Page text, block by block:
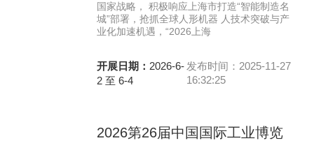
国家战略， 积极响应上海市打造“智能制造名
城”部署，抢抓全球人形机器 人技术突破与产
业化加速机遇，“2026上海
开展日期： 2026-6-
2 至 6-4
发布时间：2025-11-27
16:32:25
2026第26届中国国际工业博览